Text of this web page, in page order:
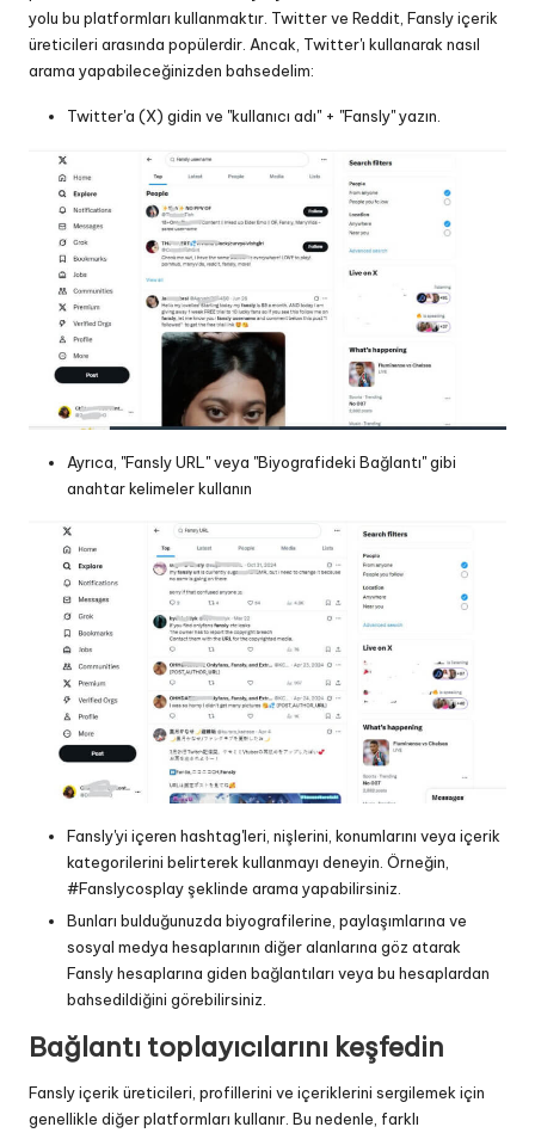
yolu bu platformları kullanmaktır. Twitter ve Reddit, Fansly içerik
üreticileri arasında popülerdir. Ancak, Twitter'ı kullanarak nasıl
arama yapabileceğinizden bahsedelim:
Twitter'a (X) gidin ve "kullanıcı adı" + "Fansly" yazın.
Ayrıca, "Fansly URL" veya "Biyografideki Bağlantı" gibi
anahtar kelimeler kullanın
Fansly'yi içeren hashtag'leri, nişlerini, konumlarını veya içerik
kategorilerini belirterek kullanmayı deneyin. Örneğin,
#Fanslycosplay şeklinde arama yapabilirsiniz.
Bunları bulduğunuzda biyografilerine, paylaşımlarına ve
sosyal medya hesaplarının diğer alanlarına göz atarak
Fansly hesaplarına giden bağlantıları veya bu hesaplardan
bahsedildiğini görebilirsiniz.
Bağlantı toplayıcılarını keşfedin
Fansly içerik üreticileri, profillerini ve içeriklerini sergilemek için
genellikle diğer platformları kullanır. Bu nedenle, farklı